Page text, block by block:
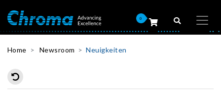
0
Home Newsroom Neuigkeiten